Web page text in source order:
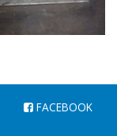
FACEBOOK